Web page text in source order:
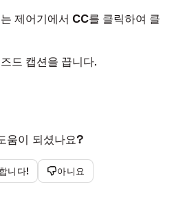
제어기에서 CC를 클릭하여 클
드 캡션을 끕니다.
움이 되셨나요?
니다! 아니요